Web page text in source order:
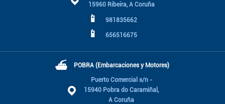
15960 Ribeira, A Coruña
📱 981835662
📱 656516675
⛴ POBRA (Embarcaciones y Motores)
Puerto Comercial s/n -
15940 Pobra do Caramiñal,
A Coruña